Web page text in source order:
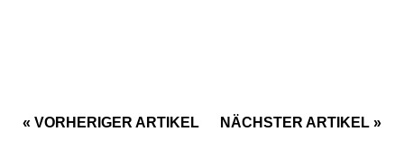
NÄCHSTER ARTIKEL »
« VORHERIGER ARTIKEL